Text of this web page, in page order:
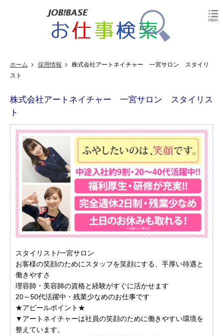
ホーム 採用情報
株式会社アートネイチャー 一宮サロン スタイリ
スト
株式会社アートネイチャー 一宮サロン スタイリス
ト
スタイリスト/一宮サロン
お客様の笑顔のためにスタッフを笑顔にする、手厚い待遇と
働きやすさ
理容師・美容師の資格と経験がすぐに活かせます
20～50代活躍中・残業少なめのお仕事です
★アピールポイント★
▼アートネイチャーは社員の笑顔のために働きやすい環境を
整えています。